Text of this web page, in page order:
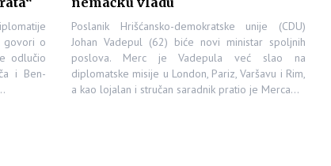
govori o
odlučio
i Ben-
Poslanik Hrišćansko-demokratske unije (CDU)
Johan Vadepul (62) biće novi ministar spoljnih
poslova. Merc je Vadepula već slao na
diplomatske misije u London, Pariz, Varšavu i Rim,
a kao lojalan i stručan saradnik pratio je Merca…